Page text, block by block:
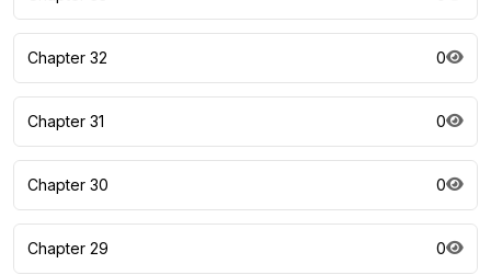
Chapter 32 0
Chapter 31 0
Chapter 30 0
Chapter 29 0